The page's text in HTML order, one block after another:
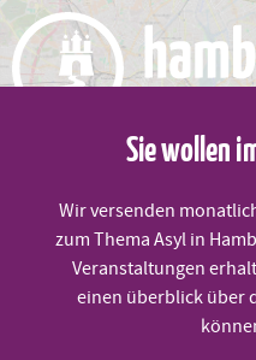
Skip
content
Änderung
Sie wollen
Wir versenden
zum Thema Asyl in
Veranstaltungen
einen überblick über